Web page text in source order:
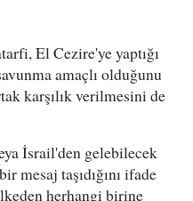
El Cezire'ye yaptığı
amaçlı olduğunu
karşılık verilmesini de
İsrail'den gelebilecek
mesaj taşıdığını ifade
herhangi birine